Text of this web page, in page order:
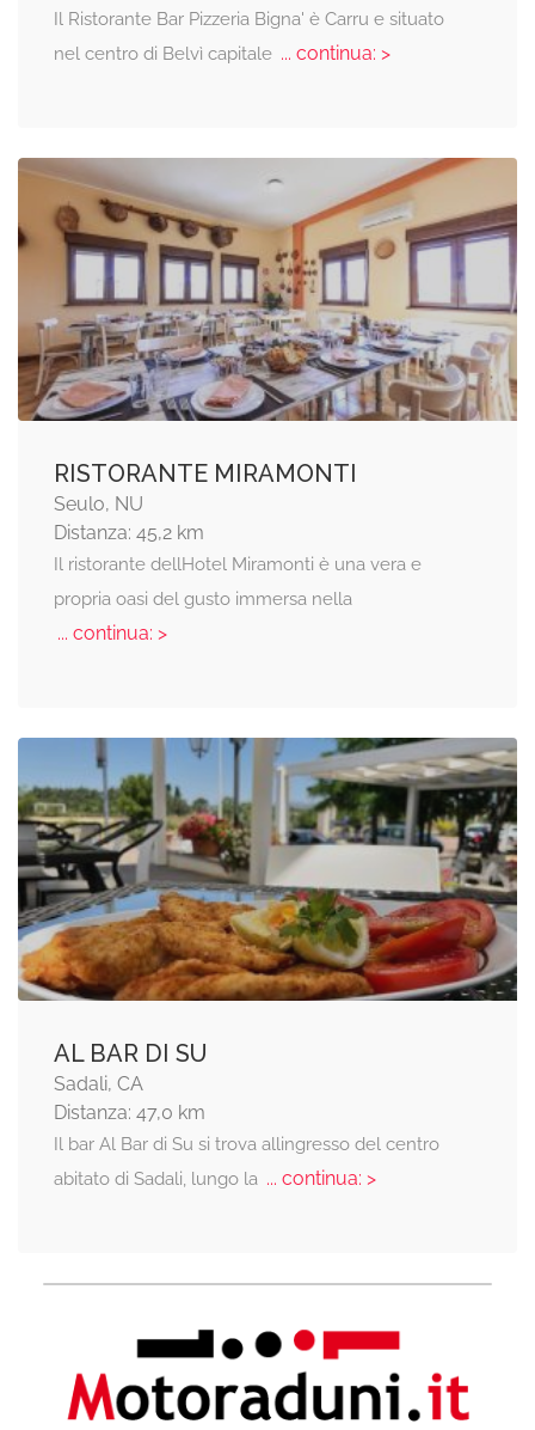
Il Ristorante Bar Pizzeria Bigna' è Carru e situato
nel centro di Belvì capitale... continua: >
RISTORANTE MIRAMONTI
Seulo, NU
Distanza: 45,2 km
Il ristorante dellHotel Miramonti è una vera e
propria oasi del gusto immersa nella
... continua: >
AL BAR DI SU
Sadali, CA
Distanza: 47,0 km
Il bar Al Bar di Su si trova allingresso del centro
abitato di Sadali, lungo la... continua: >